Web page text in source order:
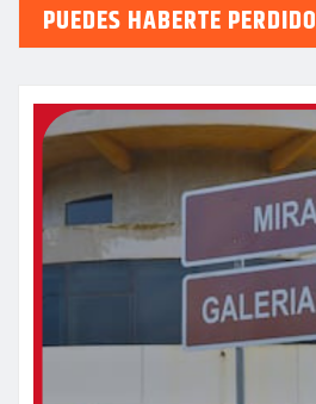
PUEDES HABERTE PERDIDO